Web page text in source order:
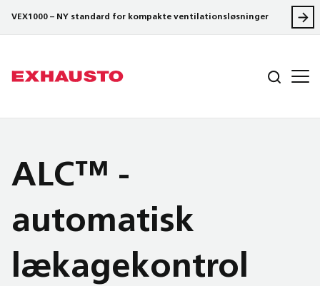
VEX1000 – NY standard for kompakte ventilationsløsninger
ALC™ -
automatisk
lækage­kontrol